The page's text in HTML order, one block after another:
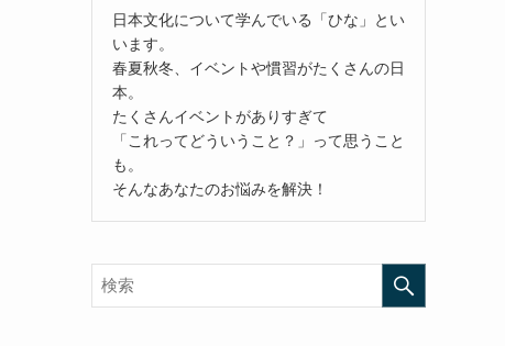
日本文化について学んでいる「ひな」とい
います。
春夏秋冬、イベントや慣習がたくさんの日
本。
たくさんイベントがありすぎて
「これってどういうこと？」って思うこと
も。
そんなあなたのお悩みを解決！